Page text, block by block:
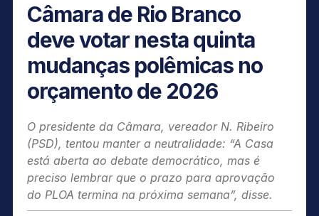
Câmara de Rio Branco
deve votar nesta quinta
mudanças polêmicas no
orçamento de 2026
O presidente da Câmara, vereador N. Ribeiro
(PSD), tentou manter a neutralidade: “A Casa
está aberta ao debate democrático, mas é
preciso lembrar que o prazo para aprovação
do PLOA termina na próxima semana”, disse.